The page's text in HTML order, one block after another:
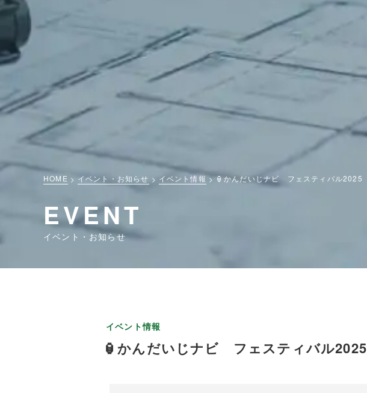
HOME イベント・お知らせ イベント情報 🏮かんだいじナビ フェスティバル2025
EVENT
イベント・お知らせ
イベント情報
🏮かんだいじナビ フェスティバル2025